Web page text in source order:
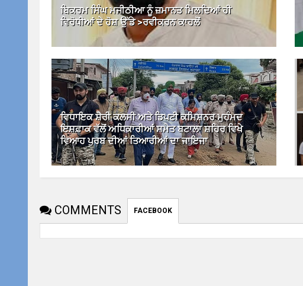
ਬਿਕਰਮ ਸਿੰਘ ਮਜੀਠੀਆ ਨੂੰ ਜ਼ਮਾਨਤ ਮਿਲਦਿਆਂ ਹੀ
ਵਿਰੋਧੀਆਂ ਦੇ ਹੋਸ਼ ਉੱਡੇ >ਰਵੀਕਰਨ ਕਾਹਲੋਂ
ਵਿਧਾਇਕ ਸ਼ੈਰੀ ਕਲਸੀ ਅਤੇ ਡਿਪਟੀ ਕਮਿਸ਼ਨਰ ਮੁਹੰਮਦ
ਇਸ਼ਫ਼ਾਕ ਵੱਲੋਂ ਅਧਿਕਾਰੀਆਂ ਸਮੇਤ ਬਟਾਲਾ ਸ਼ਹਿਰ ਵਿਖੇ
ਵਿਆਹ ਪੁਰਬ ਦੀਆਂ ਤਿਆਰੀਆਂ ਦਾ ਜਾਇਜਾ
COMMENTS FACEBOOK